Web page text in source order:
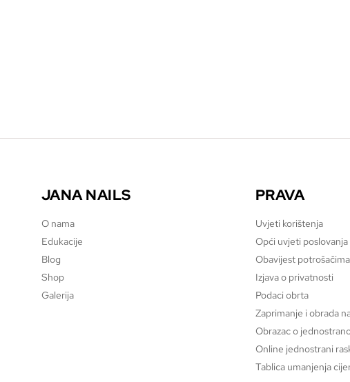
JANA NAILS
O nama
Edukacije
Blog
Shop
Galerija
PRAVA
Uvjeti korištenja
Opći uvjeti poslovanja
Obavijest potrošačima
Izjava o privatnosti
Podaci obrta
Zaprimanje i obrada
Obrazac o
Online jednostrani
Tablica umanjenja